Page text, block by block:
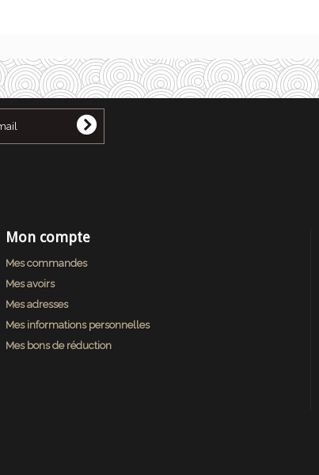
Mon compte
Mes commandes
Mes avoirs
Mes adresses
Mes informations personnelles
Mes bons de réduction